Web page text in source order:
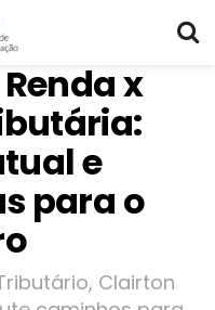
x
e
para o
Clairton